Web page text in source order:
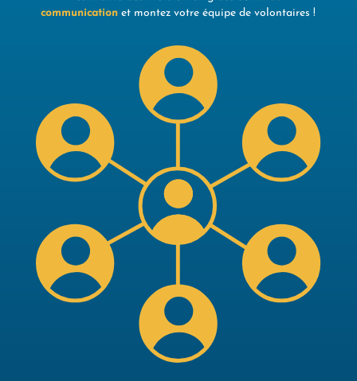
communication et montez votre équipe de volontaires !